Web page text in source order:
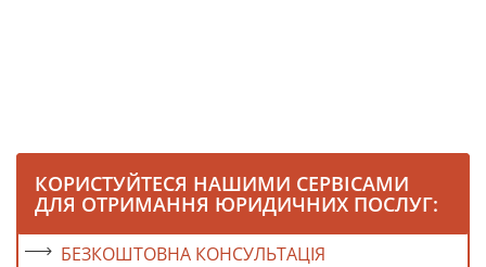
КОРИСТУЙТЕСЯ НАШИМИ СЕРВІСАМИ
ДЛЯ ОТРИМАННЯ ЮРИДИЧНИХ ПОСЛУГ:
БЕЗКОШТОВНА КОНСУЛЬТАЦІЯ